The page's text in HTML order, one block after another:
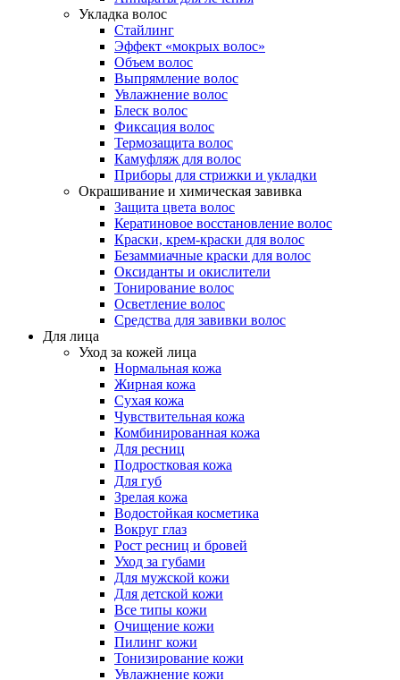
Укладка волос
Стайлинг
Эффект «мокрых волос»
Объем волос
Выпрямление волос
Увлажнение волос
Блеск волос
Фиксация волос
Термозащита волос
Камуфляж для волос
Приборы для стрижки и укладки
Окрашивание и химическая завивка
Защита цвета волос
Кератиновое восстановление волос
Краски, крем-краски для волос
Безаммиачные краски для волос
Оксиданты и окислители
Тонирование волос
Осветление волос
Средства для завивки волос
Для лица
Уход за кожей лица
Нормальная кожа
Жирная кожа
Сухая кожа
Чувствительная кожа
Комбинированная кожа
Для ресниц
Подростковая кожа
Для губ
Зрелая кожа
Водостойкая косметика
Вокруг глаз
Рост ресниц и бровей
Уход за губами
Для мужской кожи
Для детской кожи
Все типы кожи
Очищение кожи
Пилинг кожи
Тонизирование кожи
Увлажнение кожи